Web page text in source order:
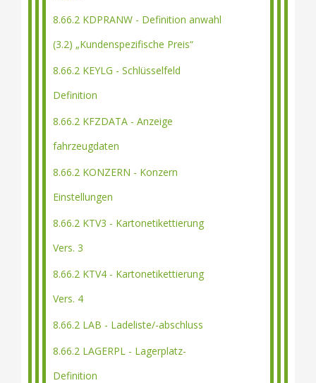
8.66.2 KDPRANW - Definition anwahl
(3.2) „Kundenspezifische Preis“
8.66.2 KEYLG - Schlüsselfeld
Definition
8.66.2 KFZDATA - Anzeige
fahrzeugdaten
8.66.2 KONZERN - Konzern
Einstellungen
8.66.2 KTV3 - Kartonetikettierung
Vers. 3
8.66.2 KTV4 - Kartonetikettierung
Vers. 4
8.66.2 LAB - Ladeliste/-abschluss
8.66.2 LAGERPL - Lagerplatz-
Definition